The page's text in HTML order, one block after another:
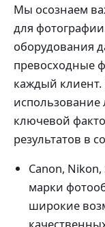
Мы осознаем
для
оборудования
превосходные
каждый клиент.
использование
ключевой
результатов в
Canon,
марки
широкие